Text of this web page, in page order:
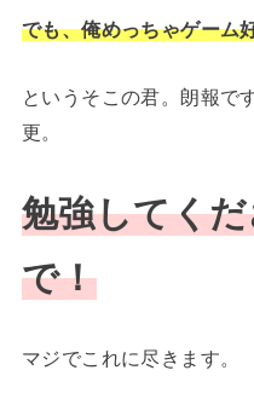
でも、俺めっちゃゲーム
というそこの君。朗報で
更。
勉強してく
で！
マジでこれに尽きます。